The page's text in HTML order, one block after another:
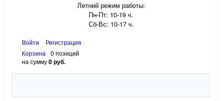
Летний режим работы:
Пн-Пт: 10-19 ч.
Сб-Вс: 10-17 ч.
Войти
Регистрация
Корзина
0 позиций
на сумму0 руб.